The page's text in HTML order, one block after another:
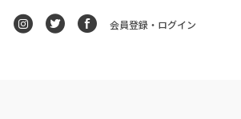
会員登録・ログイン